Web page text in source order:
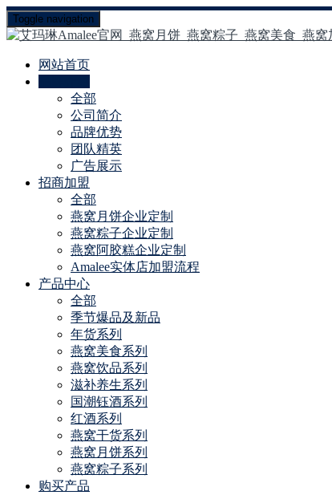
Toggle navigation
网站首页
全部
公司简介
品牌优势
团队精英
广告展示
招商加盟
全部
燕窝月饼企业定制
燕窝粽子企业定制
燕窝阿胶糕企业定制
Amalee实体店加盟流程
产品中心
全部
季节爆品及新品
年货系列
燕窝美食系列
燕窝饮品系列
滋补养生系列
国潮钰酒系列
红酒系列
燕窝干货系列
燕窝月饼系列
燕窝粽子系列
购买产品